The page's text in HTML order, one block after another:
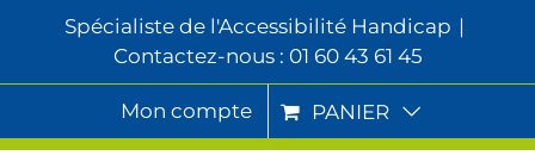
Spécialiste de l'Accessibilité Handicap |
Contactez-nous : 01 60 43 61 45
Mon compte PANIER